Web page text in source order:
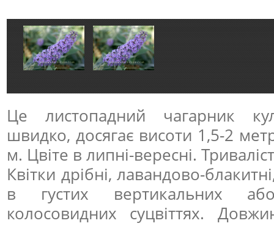
Це листопадний чагарник
швидко, досягає висоти 1,5-2
м. Цвіте в липні-вересні.
Квітки дрібні, лавандово-
в густих вертикальних
колосовидних суцвіттях.